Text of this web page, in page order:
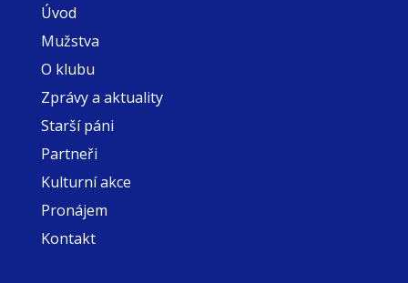
Úvod
Mužstva
O klubu
Zprávy a aktuality
Starší páni
Partneři
Kulturní akce
Pronájem
Kontakt